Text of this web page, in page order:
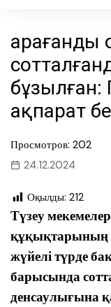
бұзылған:
ақпарат
Просмотров: 202
24.12.2024
Оқылды: 212
Түзеу
құқықтарының
жүйелі түрде
барысында
денсаулығына